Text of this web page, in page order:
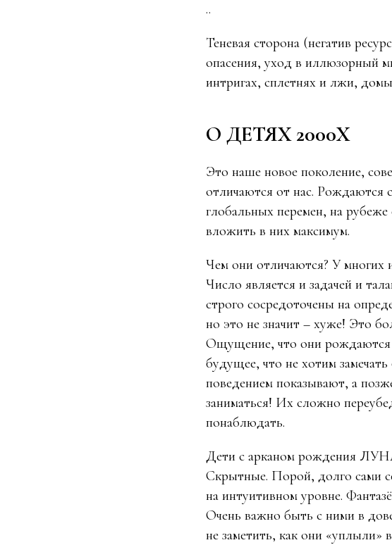
..
Теневая сторона (негатив
опасения, уход в иллюзорный
интригах, сплетнях и лжи,
О ДЕТЯХ 2000Х
Это наше новое поколение,
отличаются от нас. Рождаются
глобальных перемен, на
вложить в них максимум.
Чем они отличаются? У многих
Число является и задачей и
строго сосредоточены на
но это не значит – хуже! Это
Ощущение, что они рождаются
будущее, что не хотим
поведением показывают, а
заниматься! Их сложно
понаблюдать.
Дети с арканом рождения
Скрытные. Порой, долго сами
на интуитивном уровне.
Очень важно быть с ними в
не заметить, как они «уплыли»